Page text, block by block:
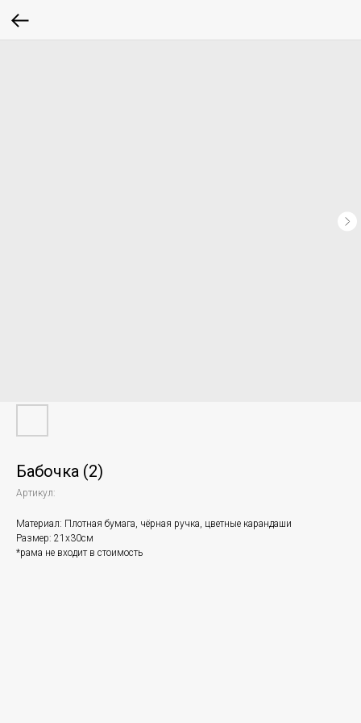
Бабочка (2)
Артикул:
Материал: Плотная бумага, чёрная ручка, цветные карандаши
Размер: 21х30см
*рама не входит в стоимость